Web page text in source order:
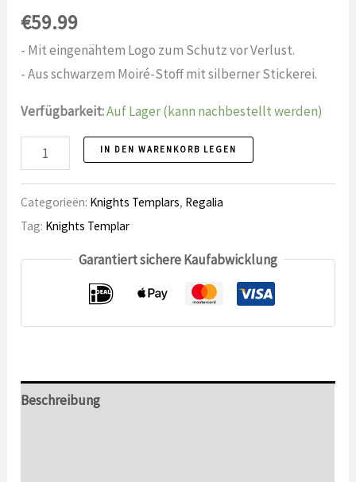
€59.99
- Mit eingenähtem Logo zum Schutz vor Verlust.
- Aus schwarzem Moiré-Stoff mit silberner Stickerei.
Verfügbarkeit:Auf Lager (kann nachbestellt werden)
Tempelritter
Schärpe,
Ritter
Nummer
IN DEN WARENKORB LEGEN
Categorieën: Knights Templars, Regalia
Tag: Knights Templar
Garantiert sichere Kaufabwicklung
Beschreibung